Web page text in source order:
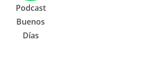
Podcast
Buenos
Días